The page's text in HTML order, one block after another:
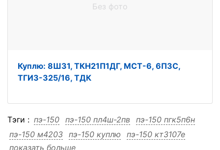
Без фото
Куплю: 8Ш31, ТКН21П1ДГ, МСТ-6, 6П3С,
ТГИ3-325/16, ТДК
Тэги : пэ-150 пэ-150 пл4ш-2пв
пэ-150 пгк5п6н
пэ-150 м4203 пэ-150 куплю
пэ-150 кт3107е
показать больше